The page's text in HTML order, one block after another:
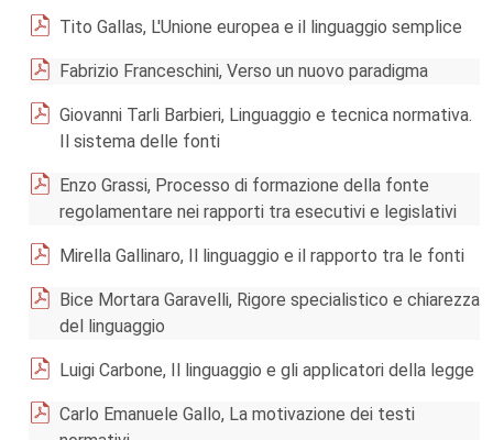
Tito Gallas, L'Unione europea e il linguaggio semplice
Fabrizio Franceschini, Verso un nuovo paradigma
Giovanni Tarli Barbieri, Linguaggio e tecnica normativa.
Il sistema delle fonti
Enzo Grassi, Processo di formazione della fonte
regolamentare nei rapporti tra esecutivi e legislativi
Mirella Gallinaro, Il linguaggio e il rapporto tra le fonti
Bice Mortara Garavelli, Rigore specialistico e chiarezza
del linguaggio
Luigi Carbone, Il linguaggio e gli applicatori della legge
Carlo Emanuele Gallo, La motivazione dei testi